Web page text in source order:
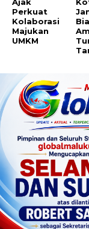
Ajak
Perkuat
Kolaborasi
Majukan
UMKM